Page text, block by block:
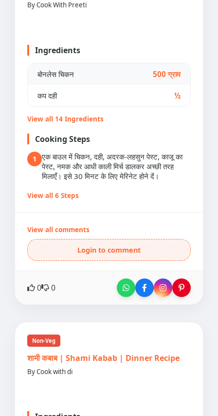
By Cook With Preeti
Ingredients
बोनलेस चिकन 500 ग्राम
कप दही ½
View all 14 Ingredients
Cooking Steps
1
एक बाउल में चिकन, दही, अदरक-लहसुन पेस्ट, काजू का
पेस्ट, नमक और आधी काली मिर्च डालकर अच्छी तरह
मिलाएँ। इसे 30 मिनट के लिए मेरिनेट होने दें।
View all 6 Steps
View all comments
Login to comment
0 0
Non-Veg
शामी कबाब | Shami Kabab | Dinner Recipe
By Cook with di